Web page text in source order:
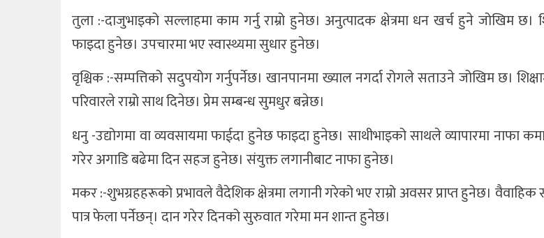
तुला :-दाजुभाइको सल्लाहमा काम गर्नु राम्रो हुनेछ। अनुत्पादक क्षेत्रमा धन खर्च हुने जोखिम छ।
फाइदा हुनेछ। उपचारमा भए स्वास्थ्यमा सुधार हुनेछ।
वृश्चिक :-सम्पत्तिको सदुपयोग गर्नुपर्नेछ। खानपानमा ख्याल नगर्दा रोगले सताउने जोखिम छ।
परिवारले राम्रो साथ दिनेछ। प्रेम सम्बन्ध सुमधुर बन्नेछ।
धनु -उद्योगमा वा व्यवसायमा फाईदा हुनेछ फाइदा हुनेछ। साथीभाइको साथले व्यापारमा नाफा
गरेर अगाडि बढेमा दिन सहज हुनेछ। संयुक्त लगानीबाट नाफा हुनेछ।
मकर :-शुभग्रहहरूको प्रभावले वैदेशिक क्षेत्रमा लगानी गरेको भए राम्रो अवसर प्राप्त हुनेछ।
पात्र फेला पर्नेछन्। दान गरेर दिनको सुरुवात गरेमा मन शान्त हुनेछ।